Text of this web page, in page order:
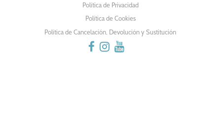
Política de Privacidad
Política de Cookies
Política de Cancelación, Devolución y Sustitución